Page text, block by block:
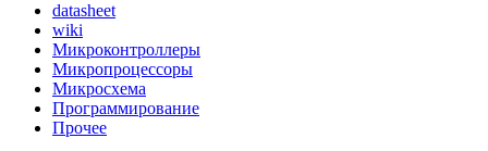
datasheet
wiki
Микроконтроллеры
Микропроцессоры
Микросхема
Программирование
Прочее